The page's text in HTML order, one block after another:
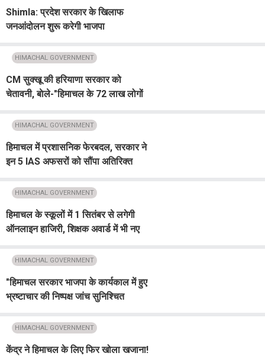
Shimla: प्रदेश सरकार के खिलाफ
जनआंदोलन शुरू करेगी भाजपा
HIMACHAL GOVERNMENT
CM सुक्खू की हरियाणा सरकार को
चेतावनी, बाेले-"हिमाचल के 72 लाख लोगों
HIMACHAL GOVERNMENT
हिमाचल में प्रशासनिक फेरबदल, सरकार ने
इन 5 IAS अफसरों को सौंपा अतिरिक्त
HIMACHAL GOVERNMENT
हिमाचल के स्कूलों में 1 सितंबर से लगेगी
ऑनलाइन हाजिरी, शिक्षक अवार्ड में भी नए
HIMACHAL GOVERNMENT
"हिमाचल सरकार भाजपा के कार्यकाल में हुए
भ्रष्टाचार की निष्पक्ष जांच सुनिश्चित
HIMACHAL GOVERNMENT
केंद्र ने हिमाचल के लिए फिर खोला खजाना!